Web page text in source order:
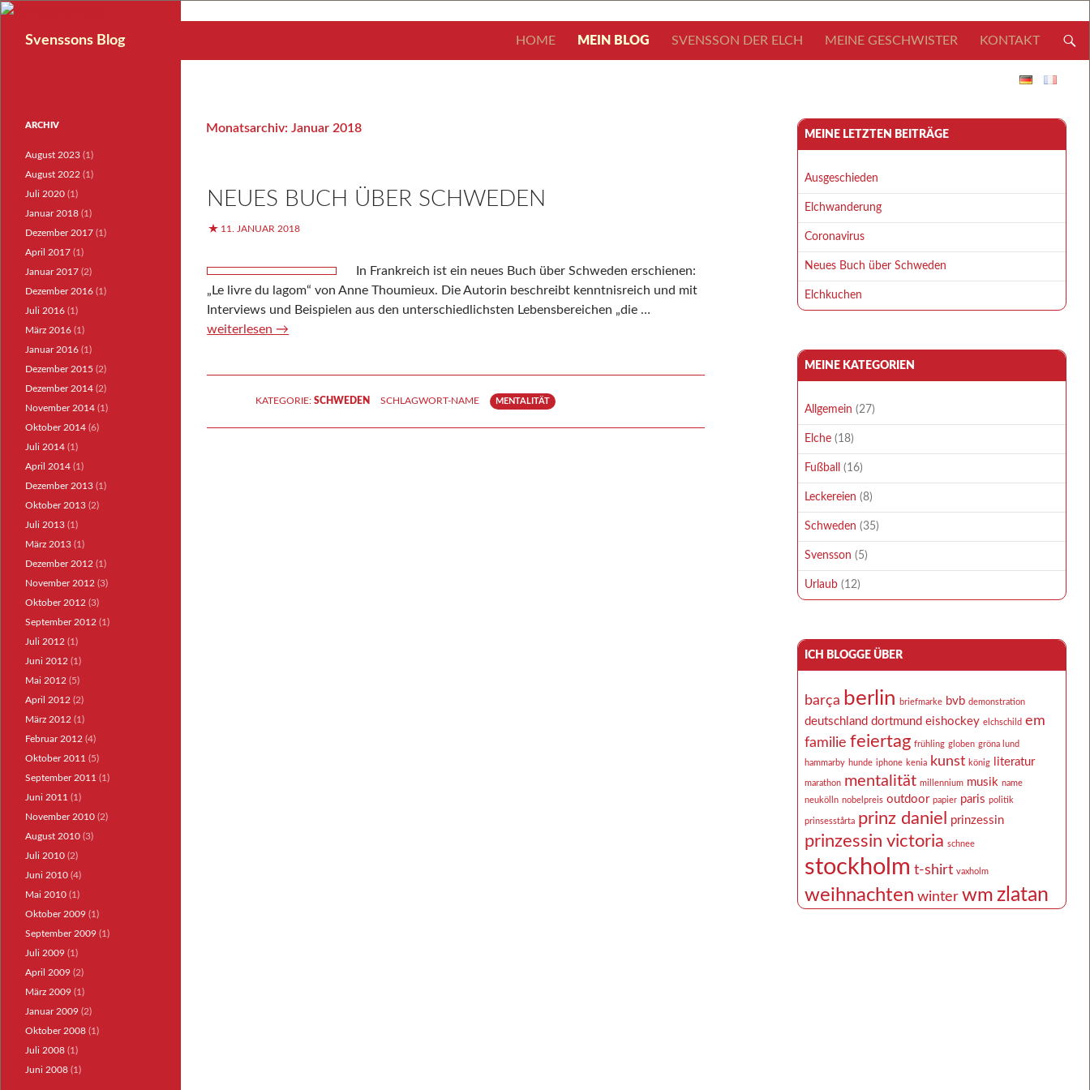
Svenssons Blog HOME MEIN BLOG SVENSSON DER ELCH MEINE GESCHWISTER KONTAKT
Monatsarchiv: Januar 2018
NEUES BUCH ÜBER SCHWEDEN
11. JANUAR 2018
In Frankreich ist ein neues Buch über Schweden erschienen:
„Le livre du lagom“ von Anne Thoumieux. Die Autorin beschreibt kenntnisreich und mit
Interviews und Beispielen aus den unterschiedlichsten Lebensbereichen „die … Neues Buch über Schweden
weiterlesen →
KATEGORIE:SCHWEDEN SCHLAGWORT-NAME MENTALITÄT
MEINE LETZTEN BEITRÄGE
Ausgeschieden
Elchwanderung
Coronavirus
Neues Buch über Schweden
Elchkuchen
MEINE KATEGORIEN
Allgemein (27)
Elche (18)
Fußball (16)
Leckereien (8)
Schweden (35)
Svensson (5)
Urlaub (12)
ICH BLOGGE ÜBER
barça berlin briefmarke bvb demonstration
deutschland dortmund eishockey elchschild em
familie feiertag frühling globen gröna lund
hammarby hunde iphone kenia kunst könig literatur
marathon mentalität millennium musik name
neukölln nobelpreis outdoor papier paris politik
prinsesstårta prinz daniel prinzessin
prinzessin victoria schnee
stockholm t-shirt vaxholm
weihnachten winter wm zlatan
ARCHIV
August 2023 (1)
August 2022 (1)
Juli 2020 (1)
Januar 2018 (1)
Dezember 2017 (1)
April 2017 (1)
Januar 2017 (2)
Dezember 2016 (1)
Juli 2016 (1)
März 2016 (1)
Januar 2016 (1)
Dezember 2015 (2)
Dezember 2014 (2)
November 2014 (1)
Oktober 2014 (6)
Juli 2014 (1)
April 2014 (1)
Dezember 2013 (1)
Oktober 2013 (2)
Juli 2013 (1)
März 2013 (1)
Dezember 2012 (1)
November 2012 (3)
Oktober 2012 (3)
September 2012 (1)
Juli 2012 (1)
Juni 2012 (1)
Mai 2012 (5)
April 2012 (2)
März 2012 (1)
Februar 2012 (4)
Oktober 2011 (5)
September 2011 (1)
Juni 2011 (1)
November 2010 (2)
August 2010 (3)
Juli 2010 (2)
Juni 2010 (4)
Mai 2010 (1)
Oktober 2009 (1)
September 2009 (1)
Juli 2009 (1)
April 2009 (2)
März 2009 (1)
Januar 2009 (2)
Oktober 2008 (1)
Juli 2008 (1)
Juni 2008 (1)